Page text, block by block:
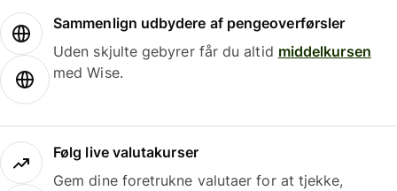
Sammenlign udbydere af pengeoverførsler
Uden skjulte gebyrer får du altid middelkursen
med Wise.
Følg live valutakurser
Gem dine foretrukne valutaer for at tjekke,